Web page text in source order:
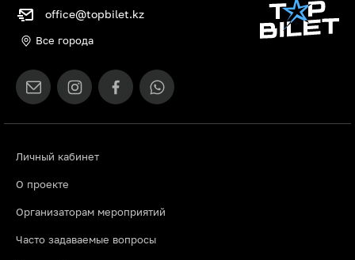
Личный кабинет
О проекте
Организаторам мероприятий
Часто задаваемые вопросы
office@topbilet.kz
Все города